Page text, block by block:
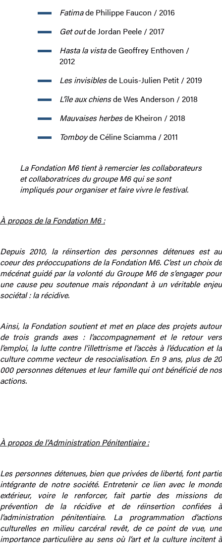
Fatimade Philippe Faucon / 2016
Get outde Jordan Peele / 2017
Hasta la vistade Geoffrey Enthoven /
2012
Les invisiblesde Louis-Julien Petit / 2019
L’île aux chiensde Wes Anderson / 2018
Mauvaises herbesde Kheiron / 2018
Tomboyde Céline Sciamma / 2011
La Fondation M6 tient à remercier les collaborateurs
et collaboratrices du groupe M6 qui se sont
impliqués pour organiser et faire vivre le festival.
À propos de la Fondation M6 :
Depuis 2010, la réinsertion des personnes détenues est au
coeur des préoccupations de la Fondation M6. C’est un choix de
mécénat guidé par la volonté du Groupe M6 de s’engager pour
une cause peu soutenue mais répondant à un véritable enjeu
sociétal : la récidive.
Ainsi, la Fondation soutient et met en place des projets autour
de trois grands axes : l’accompagnement et le retour vers
l’emploi, la lutte contre l’illettrisme et l’accès à l’éducation et la
culture comme vecteur de resocialisation. En 9 ans, plus de 20
000 personnes détenues et leur famille qui ont bénéficié de nos
actions.
À propos de l’Administration Pénitentiaire :
Les personnes détenues, bien que privées de liberté, font partie
intégrante de notre société. Entretenir ce lien avec le monde
extérieur, voire le renforcer, fait partie des missions de
prévention de la récidive et de réinsertion confiées à
l’administration pénitentiaire. La programmation d’actions
culturelles en milieu carcéral revêt, de ce point de vue, une
importance particulière au sens où l’art et la culture incitent à